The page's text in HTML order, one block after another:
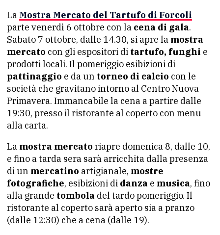
La Mostra Mercato del Tartufo di Forcoli
parte venerdì 6 ottobre con la cena di gala.
Sabato 7 ottobre, dalle 14.30, si apre la mostra
mercato con gli espositori di tartufo, funghi e
prodotti locali. Il pomeriggio esibizioni di
pattinaggio e da un torneo di calcio con le
società che gravitano intorno al Centro Nuova
Primavera. Immancabile la cena a partire dalle
19:30, presso il ristorante al coperto con menu
alla carta.
La mostra mercato riapre domenica 8, dalle 10,
e fino a tarda sera sarà arricchita dalla presenza
di un mercatino artigianale, mostre
fotografiche, esibizioni di danza e musica, fino
alla grande tombola del tardo pomeriggio. Il
ristorante al coperto sarà aperto sia a pranzo
(dalle 12:30) che a cena (dalle 19).